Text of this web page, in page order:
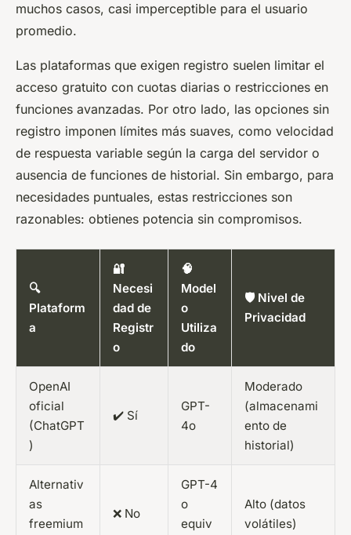
muchos casos, casi imperceptible para el usuario
promedio.
Las plataformas que exigen registro suelen limitar el
acceso gratuito con cuotas diarias o restricciones en
funciones avanzadas. Por otro lado, las opciones sin
registro imponen límites más suaves, como velocidad
de respuesta variable según la carga del servidor o
ausencia de funciones de historial. Sin embargo, para
necesidades puntuales, estas restricciones son
razonables: obtienes potencia sin compromisos.
🔍
Plataform
a
🔐
Necesi
dad de
Registr
o
🧠
Model
o
Utiliza
do
🛡️ Nivel de
Privacidad
OpenAI
oficial
(ChatGPT
)
✔️ Sí
GPT-
4o
Moderado
(almacenami
ento de
historial)
Alternativ
as
freemium
❌ No
GPT-4
o
equiv
Alto (datos
volátiles)